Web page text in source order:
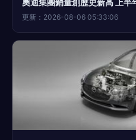
更新：2026-08-06 05:33:06